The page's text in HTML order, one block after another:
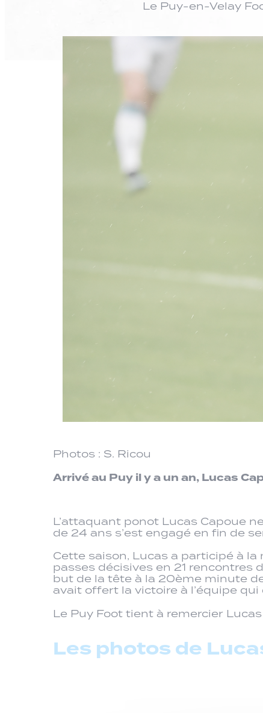
Le Puy-en-Velay
Photos : S. Ricou
Arrivé au Puy il y a un an, Lucas
L’attaquant ponot Lucas Capoue
de 24 ans s’est engagé en fin de
Cette saison, Lucas a participé à
passes décisives en 21
but de la tête à la 20ème minute
avait offert la victoire à l’équipe
Le Puy Foot tient à remercier
Les photos de